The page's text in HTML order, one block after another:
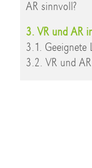
AR sinnvoll?
3. VR und AR
3.1. Geeignete
3.2. VR und